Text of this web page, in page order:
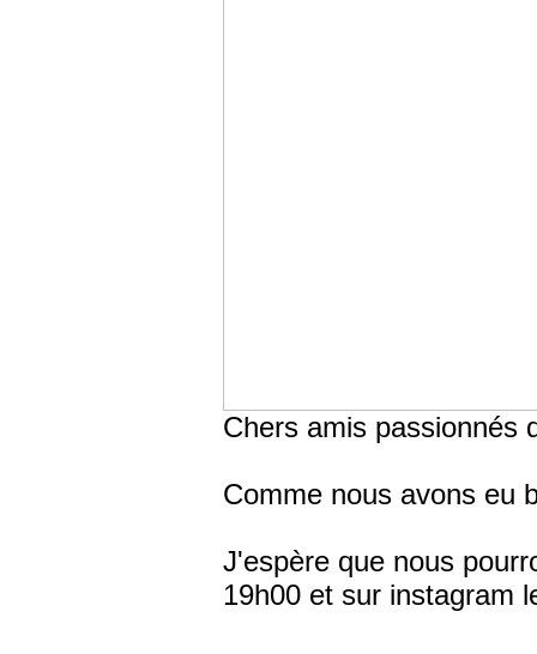
Chers amis passionnés
Comme nous avons eu
J'espère que nous
19h00 et sur instagram